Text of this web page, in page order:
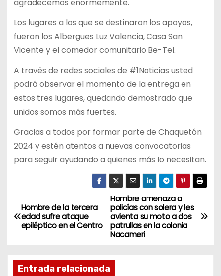
agradecemos enormemente.
Los lugares a los que se destinaron los apoyos,
fueron los Albergues Luz Valencia, Casa San
Vicente y el comedor comunitario Be-Tel.
A través de redes sociales de #1Noticias usted
podrá observar el momento de la entrega en
estos tres lugares, quedando demostrado que
unidos somos más fuertes.
Gracias a todos por formar parte de Chaquetón
2024 y estén atentos a nuevas convocatorias
para seguir ayudando a quienes más lo necesitan.
N
a
e
Hombre amenaza a
policías con solera y les
avienta su moto a dos
patrullas en la colonia
Nacameri
Hombre de la tercera
edad sufre ataque
epiléptico en el Centro
Entrada relacionada